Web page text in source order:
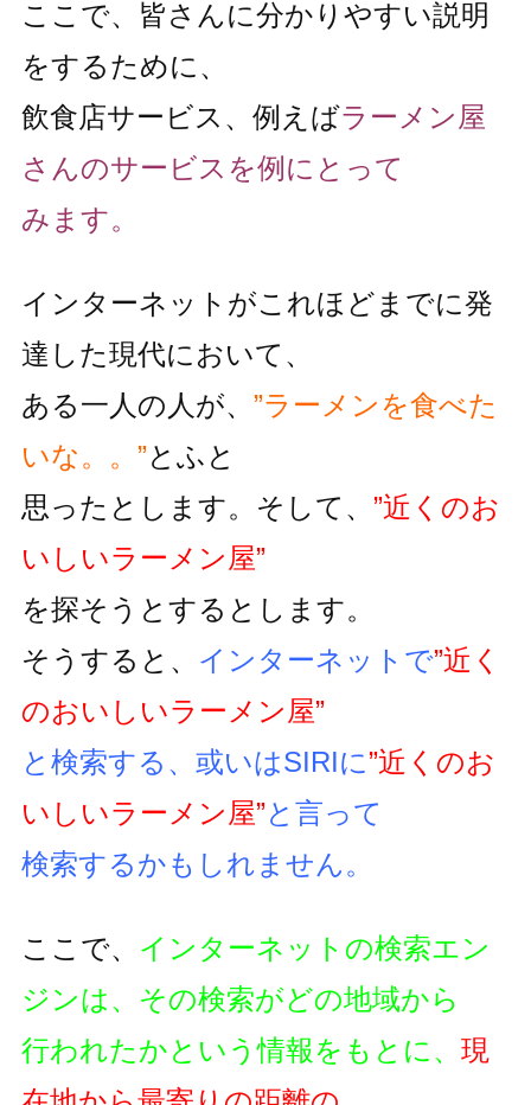
ここで、皆さんに分かりやすい説明
をするために、
飲食店サービス、例えばラーメン屋
さんのサービスを例にとって
みます。
インターネットがこれほどまでに発
達した現代において、
ある一人の人が、 ”ラーメンを食べた
いな。。”とふと
思ったとします。そして、 ”近くのお
いしいラーメン屋”
を探そうとするとします。
そうすると、 インターネットで”近く
のおいしいラーメン屋”
と検索する、或いはSIRIに”近くのお
いしいラーメン屋”と言って
検索するかもしれません。
ここで、 インターネットの検索エン
ジンは、その検索がどの地域から
行われたかという情報をもとに、 現